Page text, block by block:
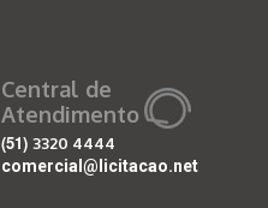
Central de
Atendimento
(51) 3320 4444
comercial@licitacao.net